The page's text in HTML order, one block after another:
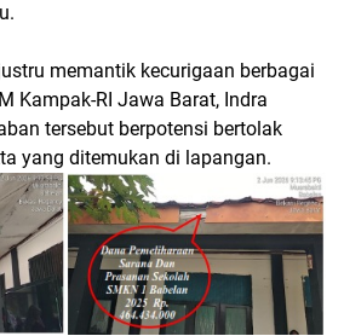
memantik kecurigaan berbagai
Kampak-RI Jawa Barat, Indra
tersebut berpotensi bertolak
yang ditemukan di lapangan.